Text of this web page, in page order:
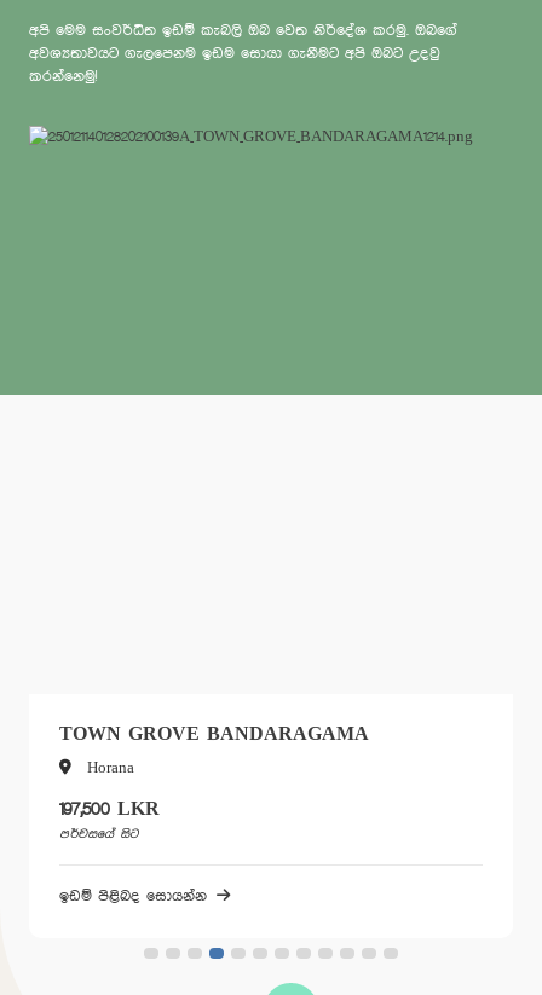
අපි මෙම සංවර්ධිත ඉඩම් කැබලි ඔබ වෙත නිර්දේශ කරමු. ඔබගේ
අවශ්‍යතාවයට ගැලපෙනම ඉඩම සොයා ගැනීමට අපි ඔබට උදවු
කරන්නෙමු!
TOWN GROVE BANDARAGAMA
Horana
197,500 LKR
පර්චසයේ සිට
ඉඩම් පිළිබද සොයන්න